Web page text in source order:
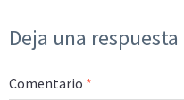
Deja una respuesta
Comentario *